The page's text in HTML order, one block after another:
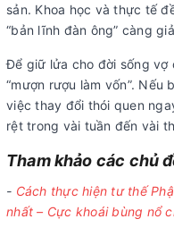
sản. Khoa học và thực tế
“bản lĩnh đàn ông” càng
Để giữ lửa cho đời sống vợ
“mượn rượu làm vốn”.
việc thay đổi thói quen
rệt trong vài tuần đến vài
Tham khảo các chủ
- Cách thực hiện tư thế
nhất – Cực khoái bùng nổ